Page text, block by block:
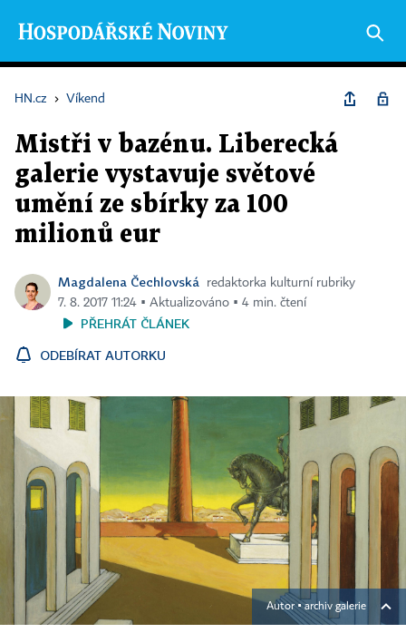
HN.cz › Víkend
Mistři v bazénu. Liberecká
galerie vystavuje světové
umění ze sbírky za 100
milionů eur
Magdalena Čechlovská
redaktorka kulturní rubriky
7. 8. 2017 11:24 ▪ Aktualizováno ▪ 4 min. čtení
PŘEHRÁT ČLÁNEK
ODEBÍRAT AUTORKU
Autor ▪archiv galerie